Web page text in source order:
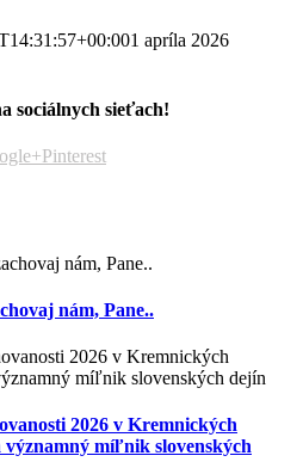
1 apríla 2026
sociálnych sieťach!
Pinterest
nám, Pane..
2026 v Kremnických
míľnik slovenských